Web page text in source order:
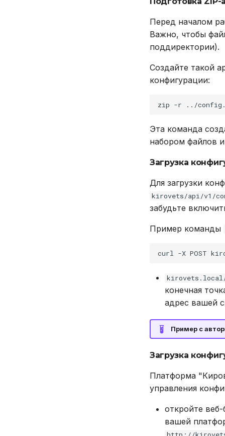
Перед началом
Важно, чтобы
поддиректории).
Создайте такой
конфигурации:
zip -r ../
Эта команда
набором файлов
Загрузка
Для загрузки
kirovets/api/v1/
забудьте
Пример команды
curl -X POST
конечная
адрес вашей
Пример с
Загрузка
Платформа
управления
откройте
вашей